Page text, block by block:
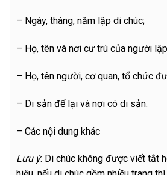
– Ngày, tháng, năm lập di chúc;
– Họ, tên và nơi cư trú của người
– Họ, tên người, cơ quan, tổ chức
– Di sản để lại và nơi có di sản.
– Các nội dung khác
Lưu ý: Di chúc không được viết tắt